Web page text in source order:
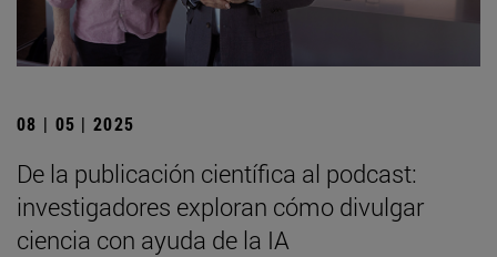
08 | 05 | 2025
De la publicación científica al podcast:
investigadores exploran cómo divulgar
ciencia con ayuda de la IA